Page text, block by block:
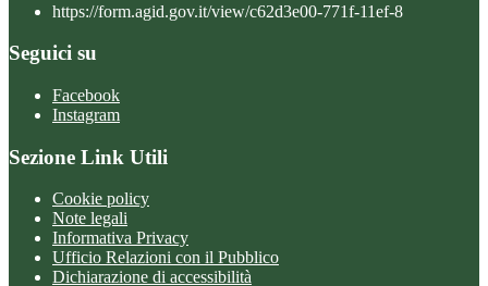
https://form.agid.gov.it/view/c62d3e00-771f-11ef-8
Seguici su
Facebook
Instagram
Sezione Link Utili
Cookie policy
Note legali
Informativa Privacy
Ufficio Relazioni con il Pubblico
Dichiarazione di accessibilità